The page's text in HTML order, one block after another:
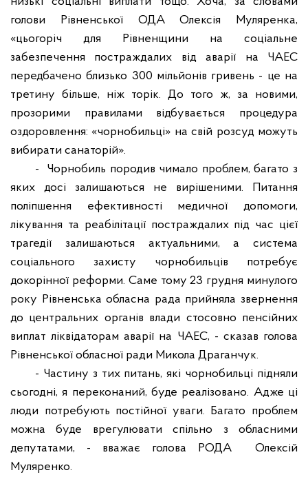
голови Рівненської ОДА Олексія Муляренка,
«цьогоріч для Рівненщини на соціальне
забезпечення постраждалих від аварії на ЧАЕС
передбачено близько 300 мільйонів гривень - це на
третину більше, ніж торік. До того ж, за новими,
прозорими правилами відбувається процедура
оздоровлення: «чорнобильці» на свій розсуд можуть
вибирати санаторій».
- Чорнобиль породив чимало проблем, багато з
яких досі залишаються не вирішеними. Питання
поліпшення ефективності медичної допомоги,
лікування та реабілітації постраждалих під час цієї
трагедії залишаються актуальними, а система
соціального захисту чорнобильців потребує
докорінної реформи. Саме тому 23 грудня минулого
року Рівненська обласна рада прийняла звернення
до центральних органів влади стосовно пенсійних
виплат ліквідаторам аварії на ЧАЕС, - сказав голова
Рівненської обласної ради Микола Драганчук.
- Частину з тих питань, які чорнобильці підняли
сьогодні, я переконаний, буде реалізовано. Адже ці
люди потребують постійної уваги. Багато проблем
можна буде врегулювати спільно з обласними
депутатами, - вважає голова РОДА Олексій
Муляренко.